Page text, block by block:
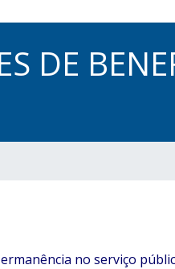
DE
no serviço